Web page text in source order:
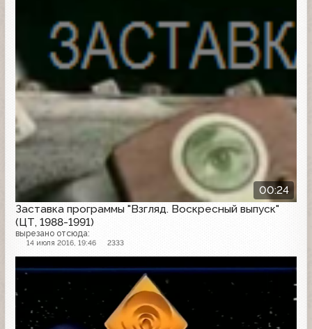
00:24
Заставка программы "Взгляд. Воскресный выпуск"
(ЦТ, 1988-1991)
вырезано отсюда:
14 июля 2016, 19:46 2333